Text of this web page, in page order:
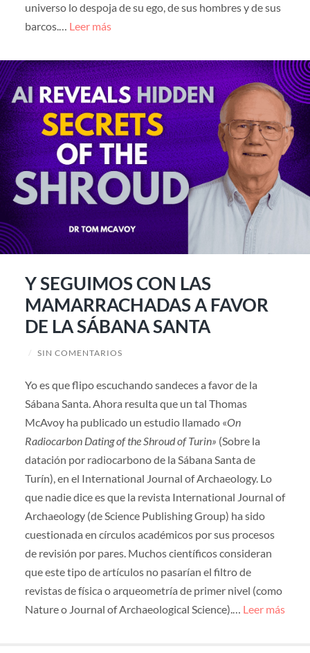
universo lo despoja de su ego, de sus hombres y de sus
barcos.… Leer más
Y SEGUIMOS CON LAS
MAMARRACHADAS A FAVOR
DE LA SÁBANA SANTA
/ SIN COMENTARIOS
Yo es que flipo escuchando sandeces a favor de la
Sábana Santa. Ahora resulta que un tal Thomas
McAvoy ha publicado un estudio llamado «On
Radiocarbon Dating of the Shroud of Turin» (Sobre la
datación por radiocarbono de la Sábana Santa de
Turín), en el International Journal of Archaeology. Lo
que nadie dice es que la revista International Journal of
Archaeology (de Science Publishing Group) ha sido
cuestionada en círculos académicos por sus procesos
de revisión por pares. Muchos científicos consideran
que este tipo de artículos no pasarían el filtro de
revistas de física o arqueometría de primer nivel (como
Nature o Journal of Archaeological Science).… Leer más